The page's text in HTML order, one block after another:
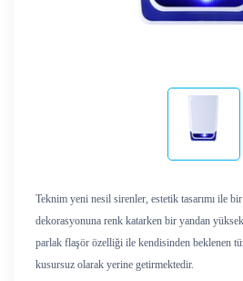
Teknim yeni nesil sirenler, estetik tasarımı ile
dekorasyonuna renk katarken bir yandan
parlak flaşör özelliği ile kendisinden beklenen
kusursuz olarak yerine getirmektedir.